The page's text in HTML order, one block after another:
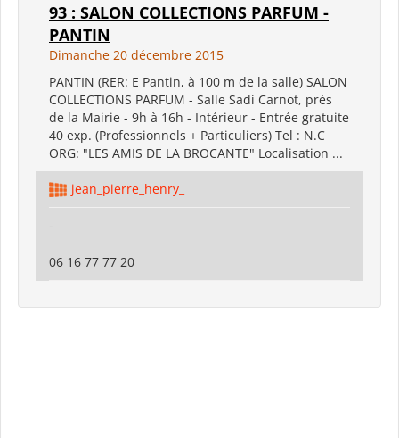
93 : SALON COLLECTIONS PARFUM -
PANTIN
Dimanche 20 décembre 2015
PANTIN (RER: E Pantin, à 100 m de la salle) SALON
COLLECTIONS PARFUM - Salle Sadi Carnot, près
de la Mairie - 9h à 16h - Intérieur - Entrée gratuite
40 exp. (Professionnels + Particuliers) Tel : N.C
ORG: "LES AMIS DE LA BROCANTE" Localisation ...
jean_pierre_henry_
-
06 16 77 77 20